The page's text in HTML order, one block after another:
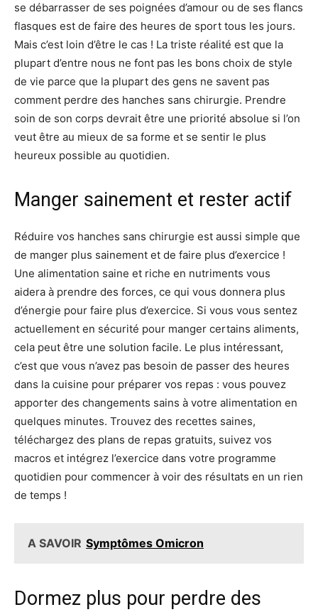
se débarrasser de ses poignées d’amour ou de ses flancs
flasques est de faire des heures de sport tous les jours.
Mais c’est loin d’être le cas ! La triste réalité est que la
plupart d’entre nous ne font pas les bons choix de style
de vie parce que la plupart des gens ne savent pas
comment perdre des hanches sans chirurgie. Prendre
soin de son corps devrait être une priorité absolue si l’on
veut être au mieux de sa forme et se sentir le plus
heureux possible au quotidien.
Manger sainement et rester actif
Réduire vos hanches sans chirurgie est aussi simple que
de manger plus sainement et de faire plus d’exercice !
Une alimentation saine et riche en nutriments vous
aidera à prendre des forces, ce qui vous donnera plus
d’énergie pour faire plus d’exercice. Si vous vous sentez
actuellement en sécurité pour manger certains aliments,
cela peut être une solution facile. Le plus intéressant,
c’est que vous n’avez pas besoin de passer des heures
dans la cuisine pour préparer vos repas : vous pouvez
apporter des changements sains à votre alimentation en
quelques minutes. Trouvez des recettes saines,
téléchargez des plans de repas gratuits, suivez vos
macros et intégrez l’exercice dans votre programme
quotidien pour commencer à voir des résultats en un rien
de temps !
A SAVOIR Symptômes Omicron
Dormez plus pour perdre des